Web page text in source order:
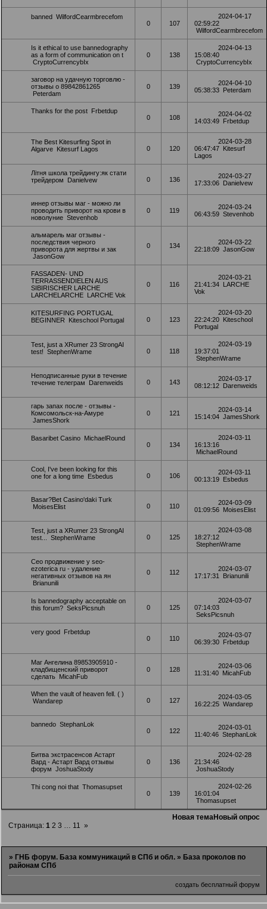
banned WilfordCearmbrecefom
0
107
2024-04-17
02:59:22
WilfordCearmbrecefom
Is it ethical to use bannedography
as a form of communication on t
CryptoCurrencybIx
0 138
2024-04-13
15:08:40
CryptoCurrencybIx
заговор на удачную торговлю -
отзывы о 89842861265
Peterdam
0 139
2024-04-10
05:38:33 Peterdam
Thanks for the post Frbetdup
0
108
2024-04-02
14:03:49 Frbetdup
The Best Kitesurfing Spot in
Algarve Kitesurf Lagos 0 120
2024-03-28
06:47:47 Kitesurf
Lagos
Літня школа трейдингу:як стати
трейдером
Danielvew 0 136
2024-03-27
17:33:06 Danielvew
иннер отзывы маг - можно ли
проводить приворот на крови в
новолуние Stevenhob
0 119
2024-03-24
06:43:59 Stevenhob
альмарель маг отзывы -
последствия черного
приворота для жертвы и зак
JasonGow
0 134
2024-03-22
22:18:09 JasonGow
FASSADEN- UND
TERRASSENDIELEN AUS
SIBIRISCHER LARCHE
LARCHELARCHE LARCHE Vok
0 116
2024-03-21
21:41:34 LARCHE
Vok
KITESURFING PORTUGAL
BEGINNER
Kiteschool Portugal 0 123
2024-03-20
22:24:20 Kiteschool
Portugal
Test, just a XRumer 23 StrongAI
test! StephenWrame 0 118
2024-03-19
19:37:01
StephenWrame
Неподписанные руки в течение
течение телеграм
Darenweids 0 143
2024-03-17
08:12:12 Darenweids
гарь запах после - отзывы -
Комсомольск-на-Амуре
JamesShork
0 121
2024-03-14
15:14:04 JamesShork
Basaribet Casino MichaelRound
0
134
2024-03-11
16:13:16
MichaelRound
Cool, I've been looking for this
one for a long time Esbedus 0 106
2024-03-11
00:13:19 Esbedus
Basar?Bet Casino'daki Turk
MoisesElist
0 110
2024-03-09
01:09:56 MoisesElist
Test, just a XRumer 23 StrongAI
test...
StephenWrame 0 125
2024-03-08
18:27:12
StephenWrame
Сео продвижение у seo-
ezoterica ru - удаление
негативных отзывов на ян
Brianunili
0 112
2024-03-07
17:17:31
Brianunili
Is bannedography acceptable on
this forum? SeksPicsnuh 0 125
2024-03-07
07:14:03
SeksPicsnuh
very good Frbetdup
0
110
2024-03-07
06:39:30 Frbetdup
Маг Ангелина 89853905910 -
кладбищенский приворот
сделать MicahFub
0 128
2024-03-06
11:31:40 MicahFub
When the vault of heaven fell. ( )
Wandarep
0 127
2024-03-05
16:22:25 Wandarep
bannedo StephanLok
0
122
2024-03-01
11:40:46 StephanLok
Битва экстрасенсов Астарт
Вард - Астарт Вард отзывы
форум JoshuaStody
0 136
2024-02-28
21:34:46
JoshuaStody
Thi cong noi that Thomasupset
0
139
2024-02-26
16:01:04
Thomasupset
Новая темаНовый опрос
Страница:1 2 3 … 11 »
» ГНБ форум. База коммуникаций в СПб и обл. » База проколов по
районам СПб
создать бесплатный форум